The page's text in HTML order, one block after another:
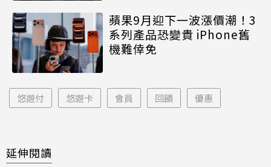
蘋果9月迎下一波漲價潮！3
系列產品恐變貴 iPhone舊
機難倖免
悠遊付 悠遊卡 會員 回饋 優惠
延伸閱讀